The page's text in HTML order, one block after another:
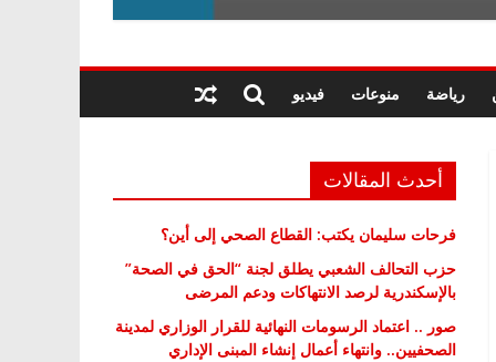
رياضة منوعات فيديو
أحدث المقالات
فرحات سليمان يكتب: القطاع الصحي إلى أين؟
حزب التحالف الشعبي يطلق لجنة “الحق في الصحة”
بالإسكندرية لرصد الانتهاكات ودعم المرضى
صور .. اعتماد الرسومات النهائية للقرار الوزاري لمدينة
الصحفيين.. وانتهاء أعمال إنشاء المبنى الإداري